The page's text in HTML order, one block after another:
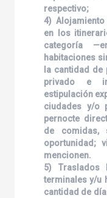
respectivo;
4)
en los
categoría
habitaciones
la cantidad
privado e
estipulación
ciudades y/o
pernocte
de comidas,
oportunidad;
mencionen.
5) Traslados
terminales y/u
cantidad de